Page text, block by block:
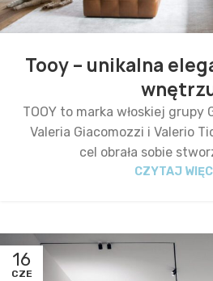
Tooy – unikalna
TOOY to marka włoskiej grupy
Valeria Giacomozzi i Valerio
cel obrała sobie
CZYTAJ
16
CZE